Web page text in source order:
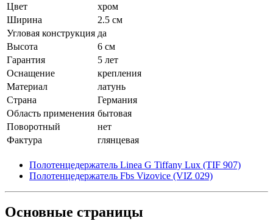
Цвет
хром
Ширина
2.5 см
Угловая конструкция да
Высота
6 см
Гарантия
5 лет
Оснащение
крепления
Материал
латунь
Страна
Германия
Область применения бытовая
Поворотный
нет
Фактура
глянцевая
Полотенцедержатель Linea G Tiffany Lux (TIF 907)
Полотенцедержатель Fbs Vizovice (VIZ 029)
Основные страницы